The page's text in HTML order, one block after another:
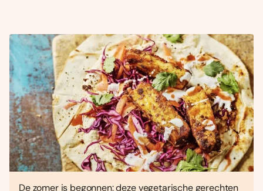
De zomer is begonnen: deze vegetarische gerechten